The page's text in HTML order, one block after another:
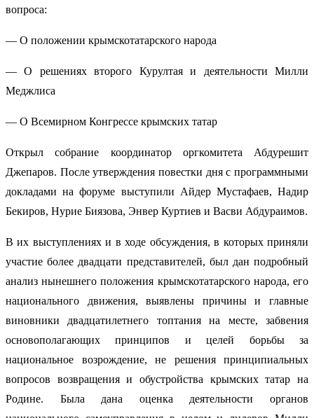
вопроса:
— О положении крымскотатарского народа
— О решениях второго Курултая и деятельности Милли
Меджлиса
— О Всемирном Конгрессе крымских татар
Открыл собрание координатор оргкомитета Абдурешит
Джепаров. После утверждения повестки дня с программными
докладами на форуме выступили Айдер Мустафаев, Надир
Бекиров, Нурие Биязова, Энвер Куртиев и Васви Абдураимов.
В их выступлениях и в ходе обсуждения, в которых приняли
участие более двадцати представителей, был дан подробный
анализ нынешнего положения крымскотатарского народа, его
национального движения, выявлены причины и главные
виновники двадцатилетнего топтания на месте, забвения
основополагающих принципов и целей борьбы за
национальное возрождение, не решения принципиальных
вопросов возвращения и обустройства крымских татар на
Родине. Была дана оценка деятельности органов